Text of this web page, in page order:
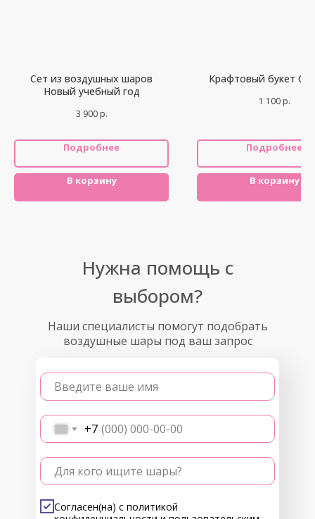
Сет из воздушных шаров
Новый учебный год
3 900 р.
Подробнее
В корзину
Крафтовый букет
1 100 р.
Подробнее
В корзину
Наши специалисты помогут подобрать
воздушные шары под ваш запрос
Введите ваше имя
+7
Для кого ищите шары?
Согласен(на) с политикой
Нужна помощь с
выбором?